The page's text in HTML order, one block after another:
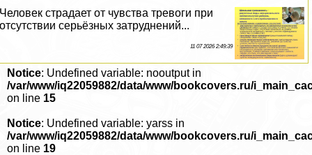
Человек страдает от чувства тревоги при
отсутствии серьёзных затруднений...
11 07 2026 2:49:39
Notice: Undefined variable: nooutput in
/var/www/iq22059882/data/www/bookcovers.ru/
on line 15
Notice: Undefined variable: yarss in
/var/www/iq22059882/data/www/bookcovers.ru/
on line 19